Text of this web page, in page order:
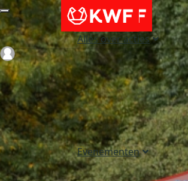
Alles over acties
Evenementen
Login